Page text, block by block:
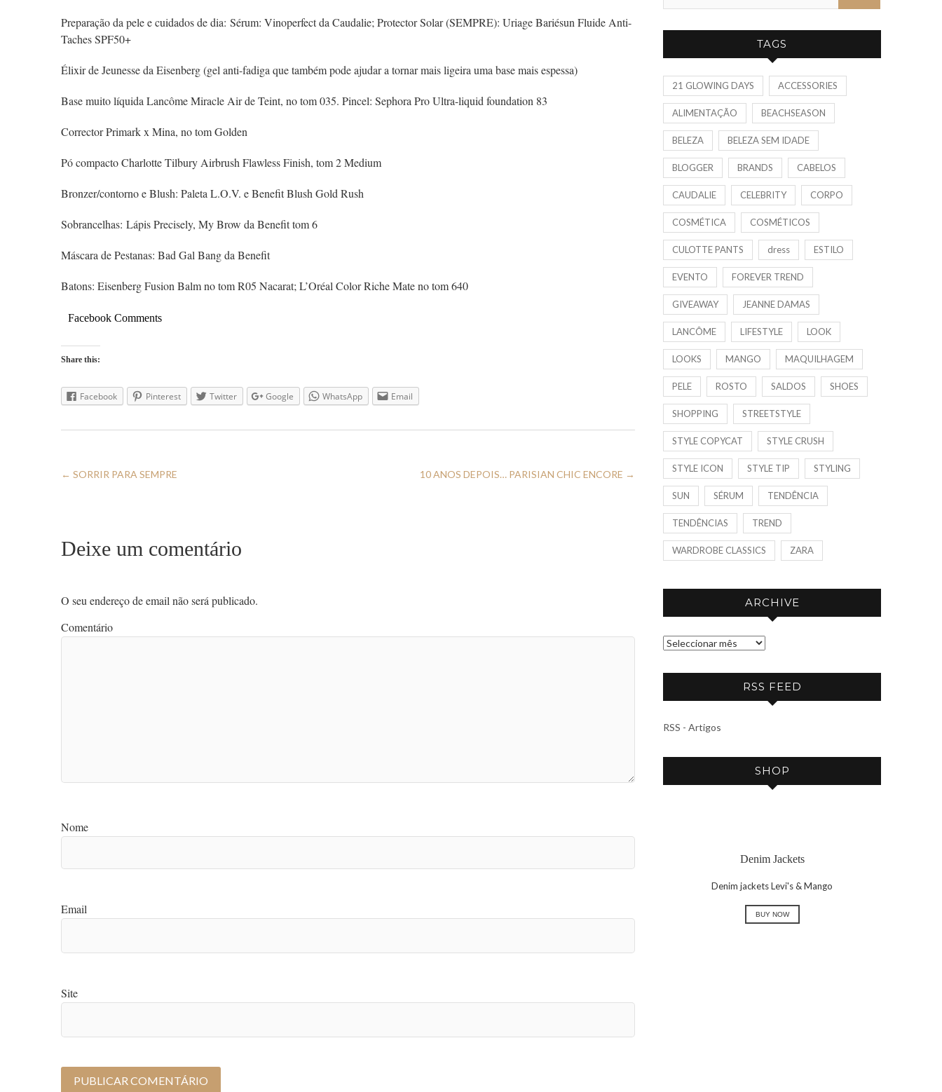
Preparação da pele e cuidados de dia: Sérum: Vinoperfect da Caudalie; Protector Solar (SEMPRE): Uriage Bariésun Fluide Anti-
Taches SPF50+
Élixir de Jeunesse da Eisenberg (gel anti-fadiga que também pode ajudar a tornar mais ligeira uma base mais espessa)
Base muito líquida Lancôme Miracle Air de Teint, no tom 035. Pincel: Sephora Pro Ultra-liquid foundation 83
Corrector Primark x Mina, no tom Golden
Pó compacto Charlotte Tilbury Airbrush Flawless Finish, tom 2 Medium
Bronzer/contorno e Blush: Paleta L.O.V. e Benefit Blush Gold Rush
Sobrancelhas: Lápis Precisely, My Brow da Benefit tom 6
Máscara de Pestanas: Bad Gal Bang da Benefit
Batons: Eisenberg Fusion Balm no tom R05 Nacarat; L’Oréal Color Riche Mate no tom 640
Facebook Comments
Share this:
Facebook Pinterest Twitter Google WhatsApp Email
← SORRIR PARA SEMPRE 10 ANOS DEPOIS… PARISIAN CHIC ENCORE →
Deixe um comentário
O seu endereço de email não será publicado.
Comentário
Nome
Email
Site
TAGS
21 GLOWING DAYS ACCESSORIES
ALIMENTAÇÃO BEACHSEASON
BELEZA BELEZA SEM IDADE
BLOGGER BRANDS CABELOS
CAUDALIE CELEBRITY CORPO
COSMÉTICA COSMÉTICOS
CULOTTE PANTS dress ESTILO
EVENTO FOREVER TREND
GIVEAWAY JEANNE DAMAS
LANCÔME LIFESTYLE LOOK
LOOKS MANGO MAQUILHAGEM
PELE ROSTO SALDOS SHOES
SHOPPING STREETSTYLE
STYLE COPYCAT STYLE CRUSH
STYLE ICON STYLE TIP STYLING
SUN SÉRUM TENDÊNCIA
TENDÊNCIAS TREND
WARDROBE CLASSICS ZARA
ARCHIVE
A
V
RSS FEED
RSS - Artigos
SHOP
Denim Jackets
Denim jackets Levi's & Mango
BUY NOW